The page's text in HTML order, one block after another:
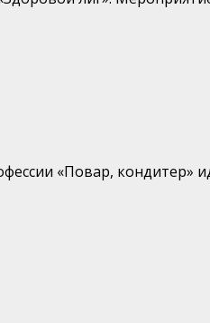
«Повар, кондитер»